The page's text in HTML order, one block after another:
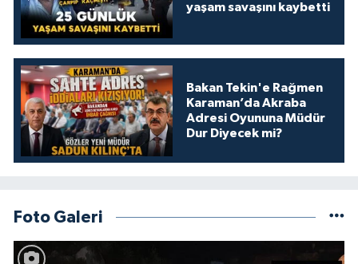
yaşam savaşını kaybetti
Bakan Tekin'e Rağmen
Karaman’da Akraba
Adresi Oyununa Müdür
Dur Diyecek mi?
Foto Galeri